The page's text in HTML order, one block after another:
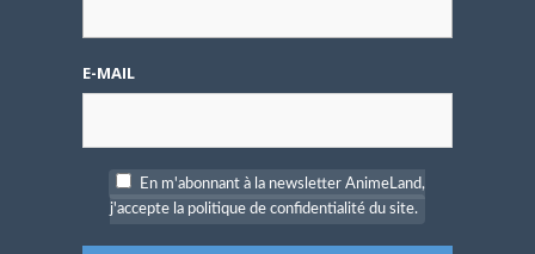
4 JUILLET 2026 0
[Entretien] Mokochan : «
Lors des prémices du
E-MAIL
En m'abonnant à la newsletter AnimeLand,
j'accepte la politique de confidentialité du site.